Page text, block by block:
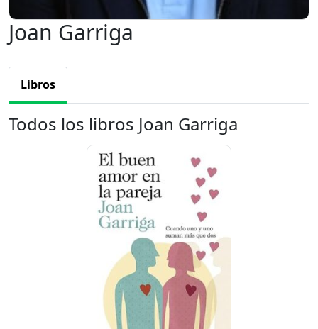
Joan Garriga
Libros
Todos los libros Joan Garriga